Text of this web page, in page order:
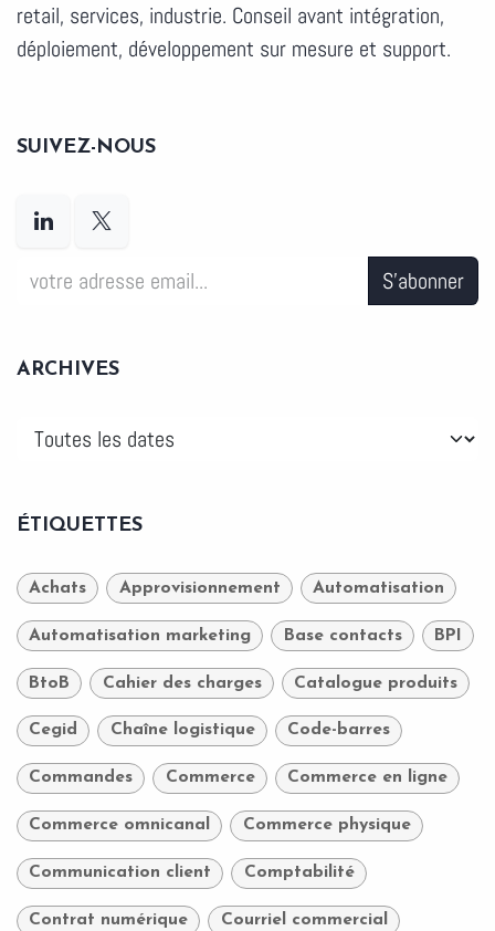
retail, services, industrie. Conseil avant intégration,
déploiement, développement sur mesure et support.
SUIVEZ-NOUS
S'abonner
ARCHIVES
ÉTIQUETTES
Achats Approvisionnement Automatisation
Automatisation marketing Base contacts BPI
BtoB Cahier des charges Catalogue produits
Cegid Chaîne logistique Code-barres
Commandes Commerce Commerce en ligne
Commerce omnicanal Commerce physique
Communication client Comptabilité
Contrat numérique Courriel commercial